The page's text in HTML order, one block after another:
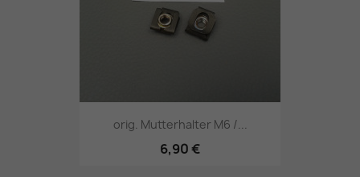
orig. Mutterhalter M6 /...
6,90 €